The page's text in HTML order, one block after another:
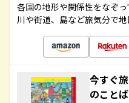
各国の地形や関係性をなぞっ
川や街道、島など旅気分で
今すぐ
のこと